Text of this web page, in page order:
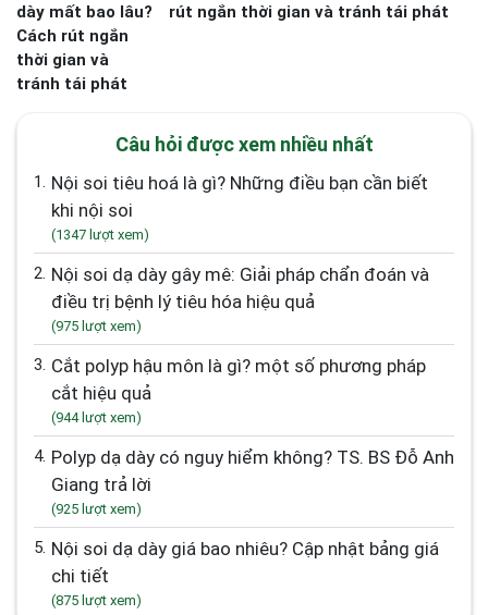
rút ngắn thời gian và tránh tái phát
Câu hỏi được xem nhiều nhất
1.
Nội soi tiêu hoá là gì? Những điều bạn cần biết
khi nội soi
(1347 lượt xem)
2. Nội soi dạ dày gây mê: Giải pháp chẩn đoán và
điều trị bệnh lý tiêu hóa hiệu quả
(975 lượt xem)
3. Cắt polyp hậu môn là gì? một số phương pháp
cắt hiệu quả
(944 lượt xem)
4. Polyp dạ dày có nguy hiểm không? TS. BS Đỗ Anh
Giang trả lời
(925 lượt xem)
5. Nội soi dạ dày giá bao nhiêu? Cập nhật bảng giá
chi tiết
(875 lượt xem)